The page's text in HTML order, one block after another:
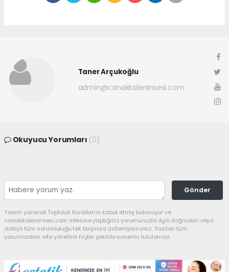
Taner Arçukoğlu
admin@canakkaleninsesi.com
Okuyucu Yorumları (0)
Gönder
Yorum yazarak Topluluk Kuralları’nı kabul etmiş bulunuyor ve
canakkaleninsesi.com sitesine yaptığınız yorumunuzla ilgili doğrudan veya
dolaylı tüm sorumluluğu tek başınıza üstleniyorsunuz. Yazılan tüm
yorumlardan site yönetimi hiçbir şekilde sorumlu tutulamaz.